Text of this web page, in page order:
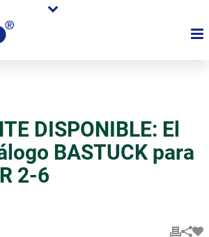
DISPONIBLE: El
BASTUCK para
2-6